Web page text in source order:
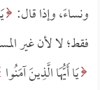
ونساءً، وإذا قال:
فقط؛ لا لأن غير
يَا أَيُّهَا الَّذِينَ آمَنُوا